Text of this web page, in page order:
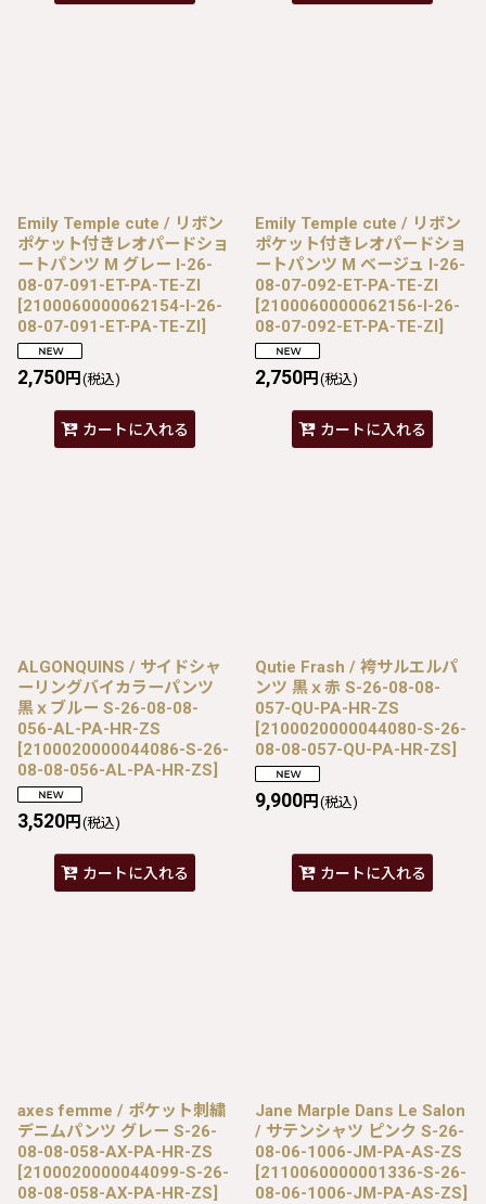
Emily Temple cute / リボン
ポケット付きレオパードショ
ートパンツ M グレー I-26-
08-07-091-ET-PA-TE-ZI
[2100060000062154-I-26-
08-07-091-ET-PA-TE-ZI]
2,750円 (税込)
カートに入れる
Emily Temple cute / リボン
ポケット付きレオパードショ
ートパンツ M ベージュ I-26-
08-07-092-ET-PA-TE-ZI
[2100060000062156-I-26-
08-07-092-ET-PA-TE-ZI]
2,750円 (税込)
カートに入れる
ALGONQUINS / サイドシャ
ーリングバイカラーパンツ
黒ｘブルー S-26-08-08-
056-AL-PA-HR-ZS
[2100020000044086-S-26-
08-08-056-AL-PA-HR-ZS]
3,520円 (税込)
カートに入れる
Qutie Frash / 袴サルエルパ
ンツ 黒ｘ赤 S-26-08-08-
057-QU-PA-HR-ZS
[2100020000044080-S-26-
08-08-057-QU-PA-HR-ZS]
9,900円 (税込)
カートに入れる
axes femme / ポケット刺繍
デニムパンツ グレー S-26-
08-08-058-AX-PA-HR-ZS
[2100020000044099-S-26-
08-08-058-AX-PA-HR-ZS]
Jane Marple Dans Le Salon
/ サテンシャツ ピンク S-26-
08-06-1006-JM-PA-AS-ZS
[2110060000001336-S-26-
08-06-1006-JM-PA-AS-ZS]